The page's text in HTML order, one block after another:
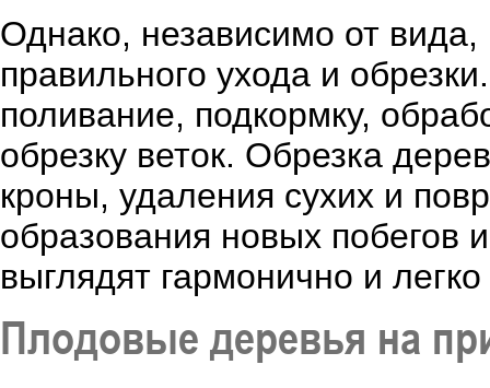
Однако, независимо от
правильного ухода и
поливание, подкормку,
обрезку веток. Обрезка
кроны, удаления сухих и
образования новых побегов
выглядят гармонично и
Плодовые деревья на